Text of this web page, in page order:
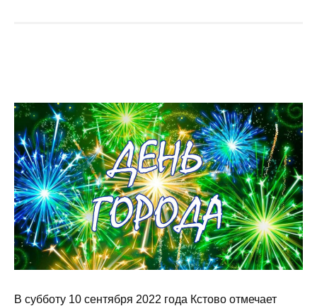
В субботу 10 сентября 2022 года Кстово отмечает